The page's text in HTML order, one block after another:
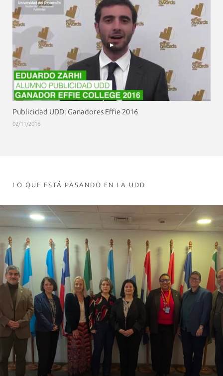
Publicidad UDD: Ganadores Effie 2016
02/11/2016
LO QUE ESTÁ PASANDO EN LA UDD